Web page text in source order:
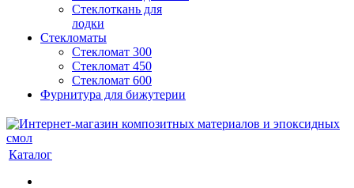
Стеклоткань для
лодки
Стекломаты
Стекломат 300
Стекломат 450
Стекломат 600
Фурнитура для бижутерии
Каталог